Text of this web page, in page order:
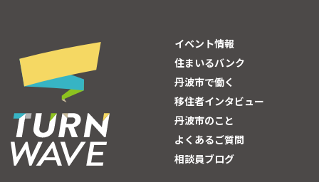
イベント情報
住まいるバンク
丹波市で働く
移住者インタビュー
丹波市のこと
よくあるご質問
相談員ブログ